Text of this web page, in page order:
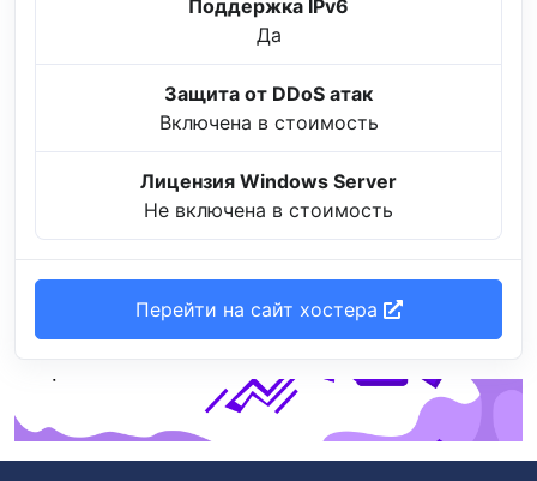
Поддержка IPv6
Да
Защита от DDoS атак
Включена в стоимость
Лицензия Windows Server
Не включена в стоимость
Перейти на сайт хостера